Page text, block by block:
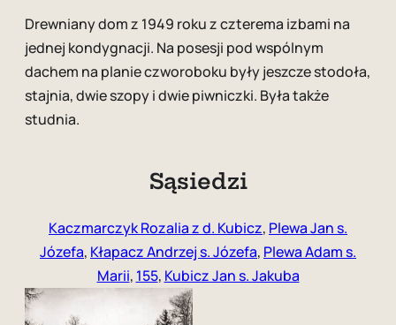
Drewniany dom z 1949 roku z czterema izbami na
jednej kondygnacji. Na posesji pod wspólnym
dachem na planie czworoboku były jeszcze stodoła,
stajnia, dwie szopy i dwie piwniczki. Była także
studnia.
Sąsiedzi
Kaczmarczyk Rozalia z d. Kubicz, Plewa Jan s.
Józefa, Kłapacz Andrzej s. Józefa, Plewa Adam s.
Marii, 155, Kubicz Jan s. Jakuba